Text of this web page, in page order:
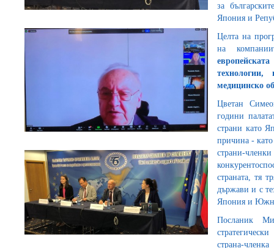
за
Япония и
Целта на
на
медицинско
Цветан
години
страни като
причина - като
страни-
страната, тя
държави и с
Япония и
Посланик
страна-